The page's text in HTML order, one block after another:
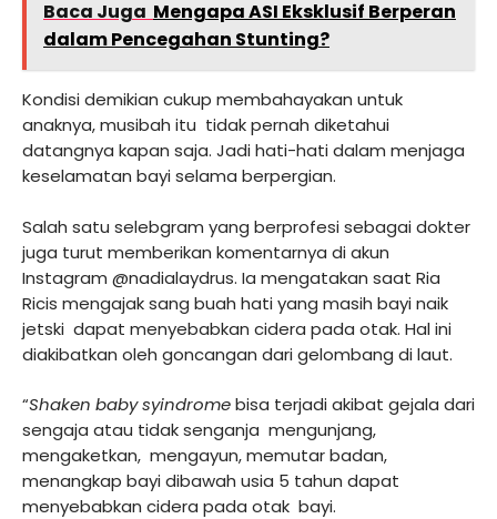
Baca Juga Mengapa ASI Eksklusif Berperan
dalam Pencegahan Stunting?
Kondisi demikian cukup membahayakan untuk
anaknya, musibah itu tidak pernah diketahui
datangnya kapan saja. Jadi hati-hati dalam menjaga
keselamatan bayi selama berpergian.
Salah satu selebgram yang berprofesi sebagai dokter
juga turut memberikan komentarnya di akun
Instagram @nadialaydrus. Ia mengatakan saat Ria
Ricis mengajak sang buah hati yang masih bayi naik
jetski dapat menyebabkan cidera pada otak. Hal ini
diakibatkan oleh goncangan dari gelombang di laut.
“Shaken baby syindromebisa terjadi akibat gejala dari
sengaja atau tidak senganja mengunjang,
mengaketkan, mengayun, memutar badan,
menangkap bayi dibawah usia 5 tahun dapat
menyebabkan cidera pada otak bayi.